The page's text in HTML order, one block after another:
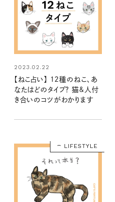
2023.02.22
【ねこ占い】 12種のねこ、あ
なたはどのタイプ？ 猫&人付
き合いのコツがわかります
LIFESTYLE